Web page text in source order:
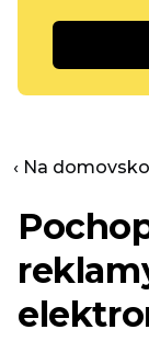
‹ Na